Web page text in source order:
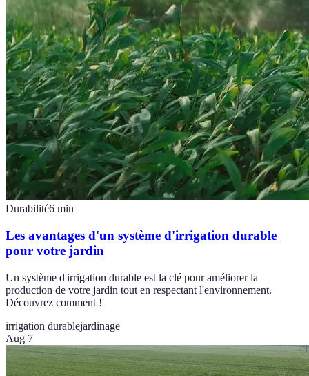
Durabilité6 min
Les avantages d'un système d'irrigation durable
pour votre jardin
Un système d'irrigation durable est la clé pour améliorer la
production de votre jardin tout en respectant l'environnement.
Découvrez comment !
irrigation durablejardinage
Aug 7